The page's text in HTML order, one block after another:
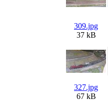
309.jpg
37 kB
327.jpg
67 kB